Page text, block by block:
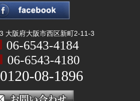
大阪府大阪市西区新町2-11-3
06-6543-4184
06-6543-4180
0120-08-1896